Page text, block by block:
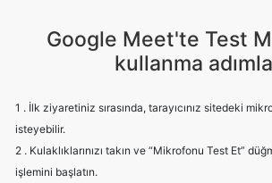
Google Meet'te Test
kullanma
1 . İlk ziyaretiniz sırasında, tarayıcınız sitedeki
isteyebilir.
2 . Kulaklıklarınızı takın ve “Mikrofonu Test Et”
işlemini başlatın.